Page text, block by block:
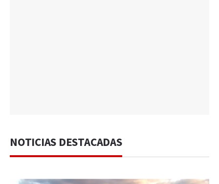
NOTICIAS DESTACADAS